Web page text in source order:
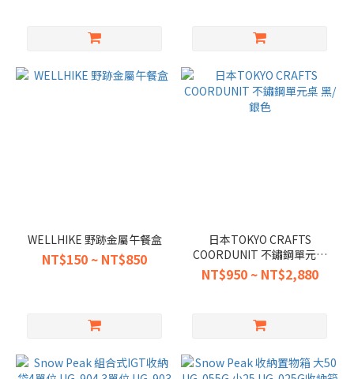
WELLHIKE 野跡金屬午餐盒
NT$150 ~ NT$850
日本TOKYO CRAFTS
COORDUNIT 不鏽鋼單元桌
黑/銀色
NT$950 ~ NT$2,880